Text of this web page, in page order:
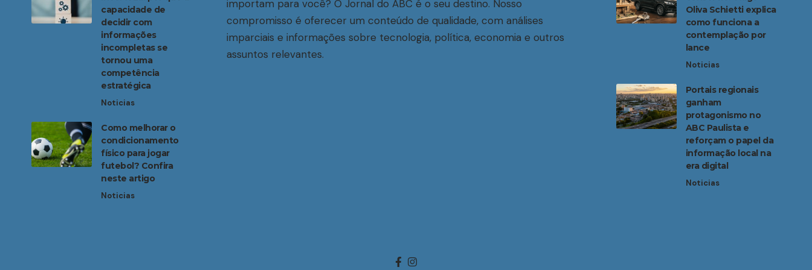
capacidade de
decidir com
informações
incompletas se
tornou uma
competência
estratégica
Noticias
Como melhorar o
condicionamento
físico para jogar
futebol? Confira
neste artigo
Noticias
importam para você? O Jornal do ABC é o seu destino. Nosso
compromisso é oferecer um conteúdo de qualidade, com análises
imparciais e informações sobre tecnologia, política, economia e outros
assuntos relevantes.
Oliva Schietti explica
como funciona a
contemplação por
lance
Noticias
Portais regionais
ganham
protagonismo no
ABC Paulista e
reforçam o papel da
informação local na
era digital
Noticias